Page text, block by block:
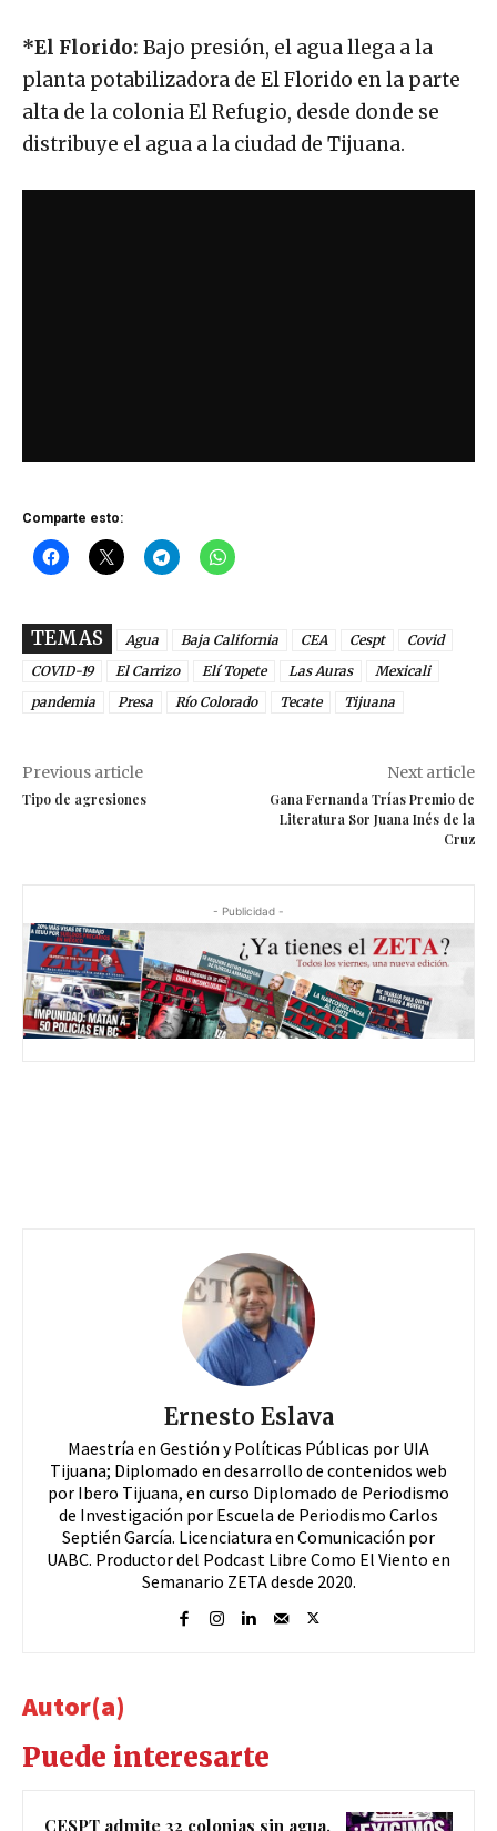
*El Florido: Bajo presión, el agua llega a la
planta potabilizadora de El Florido en la parte
alta de la colonia El Refugio, desde donde se
distribuye el agua a la ciudad de Tijuana.
Comparte esto:
TEMAS Agua Baja California CEA Cespt
Covid
COVID-19
El Carrizo Elí Topete Las Auras
Mexicali
pandemia
Presa Río Colorado Tecate Tijuana
Previous article
Tipo de agresiones
Next article
Gana Fernanda Trías Premio de
Literatura Sor Juana Inés de la
Cruz
- Publicidad -
Ernesto Eslava
Maestría en Gestión y Políticas Públicas por UIA
Tijuana; Diplomado en desarrollo de contenidos web
por Ibero Tijuana, en curso Diplomado de Periodismo
de Investigación por Escuela de Periodismo Carlos
Septién García. Licenciatura en Comunicación por
UABC. Productor del Podcast Libre Como El Viento en
Semanario ZETA desde 2020.
Autor(a)
Puede interesarte
CESPT admite 32 colonias sin agua,